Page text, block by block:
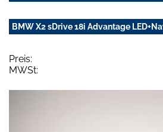
BMW X2 sDrive 18i Advantage
Preis:
MWSt: